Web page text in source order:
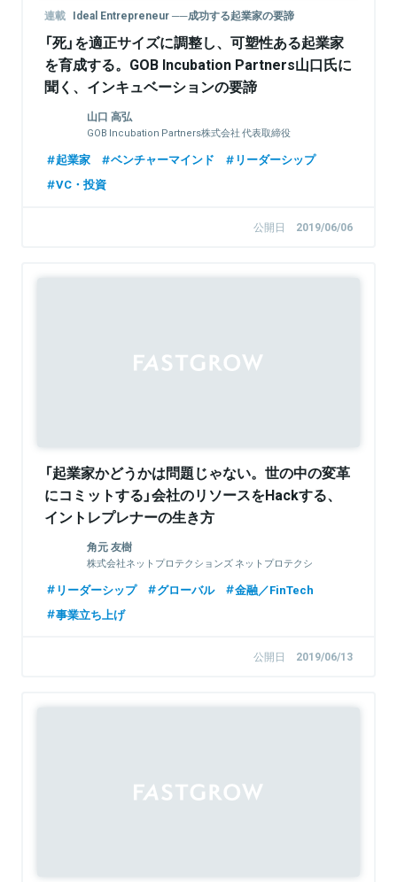
連載 Ideal Entrepreneur ──成功する起業家の要諦
「死」を適正サイズに調整し、可塑性ある起業家
を育成する。GOB Incubation Partners山口氏に
聞く、インキュベーションの要諦
山口 高弘
GOB Incubation Partners株式会社 代表取締役
起業家 ベンチャーマインド
リーダーシップ
VC・投資
公開日 2019/06/06
「起業家かどうかは問題じゃない。世の中の変革
にコミットする」会社のリソースをHackする、
イントレプレナーの生き方
角元 友樹
株式会社ネットプロテクションズ ネットプロテクシ
リーダーシップ グローバル
金融／FinTech
事業立ち上げ
公開日 2019/06/13